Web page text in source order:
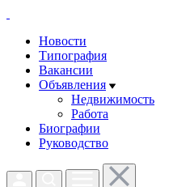
Новости
Типография
Вакансии
Объявления
Недвижимость
Работа
Биографии
Руководство